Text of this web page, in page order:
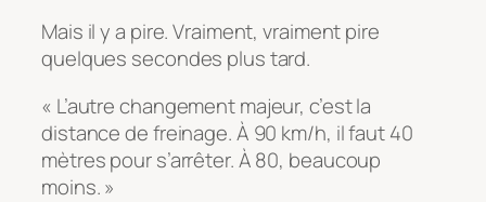
Mais il y a pire. Vraiment, vraiment pire
quelques secondes plus tard.
« L’autre changement majeur, c’est la
distance de freinage. À 90 km/h, il faut 40
mètres pour s’arrêter. À 80, beaucoup
moins. »